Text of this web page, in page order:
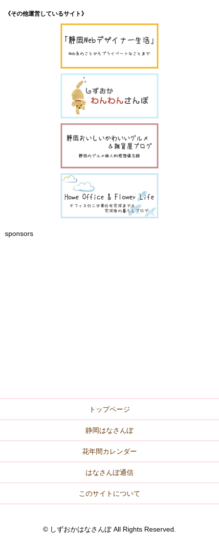
《その他運営しているサイト》
sponsors
トップページ
静岡はなさんぽ
花年間カレンダー
はなさんぽ通信
このサイトについて
© しずおかはなさんぽ All Rights Reserved.